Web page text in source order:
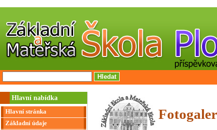
Hlavní nabídka
Hlavní stránka
Základní údaje